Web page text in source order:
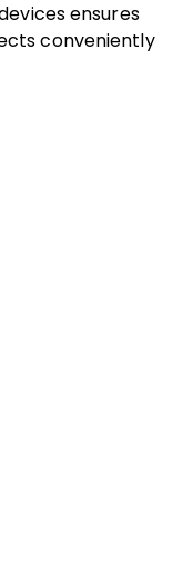
ensures
conveniently